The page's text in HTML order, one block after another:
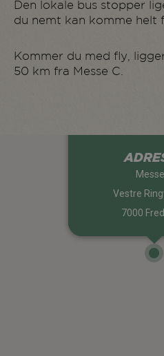
Den lokale bus stopper
du nemt kan komme helt
Kommer du med fly,
50 km fra Messe C.
Vestre
7000